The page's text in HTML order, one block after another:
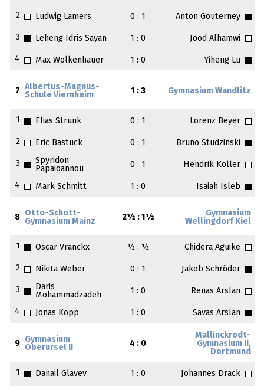
2 Ludwig Lamers 0 : 1 Anton Gouterney
3 Leheng Idris Sayan 1 : 0 Jood Alhamwi
4 Max Wolkenhauer 1 : 0 Yiheng Lu
7
Albertus-Magnus-
Schule Viernheim
1 : 3 Gymnasium Wandlitz
1 Elias Strunk 0 : 1 Lorenz Beyer
2 Eric Bastuck 0 : 1 Bruno Studzinski
3
Spyridon
Papaioannou
0 : 1 Hendrik Köller
4 Mark Schmitt 1 : 0 Isaiah Isleb
8
Otto-Schott-
Gymnasium Mainz
2½ : 1½
Gymnasium
Wellingdorf Kiel
1 Oscar Vranckx ½ : ½ Chidera Aguike
2 Nikita Weber 0 : 1 Jakob Schröder
3
Daris
Mohammadzadeh
1 : 0 Renas Arslan
4 Jonas Kopp 1 : 0 Savas Arslan
9
Gymnasium
Oberursel II
4 : 0
Mallinckrodt-
Gymnasium II,
Dortmund
1 Danail Glavev 1 : 0 Johannes Drack